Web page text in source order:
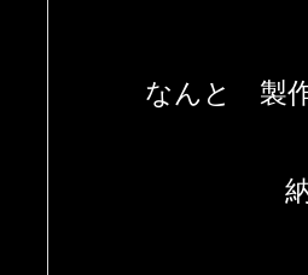
なんと 製